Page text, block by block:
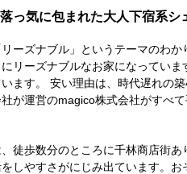
っ気に包まれた大人下宿系シ
ーズナブル」というテーマのわ
リーズナブルなお家になってい
ます。 安い理由は、時代遅れの
が運営のmagico株式会社がすべ
徒歩数分のところに千林商店街
しやすさがにじみ出ています。